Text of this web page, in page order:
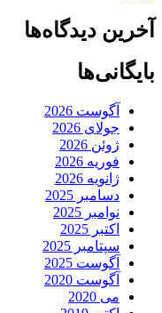
آخرین دیدگاه‌ها
بایگانی‌ها
آگوست 2026
جولای 2026
ژوئن 2026
فوریه 2026
ژانویه 2026
دسامبر 2025
نوامبر 2025
اکتبر 2025
سپتامبر 2025
آگوست 2025
آگوست 2020
می 2020